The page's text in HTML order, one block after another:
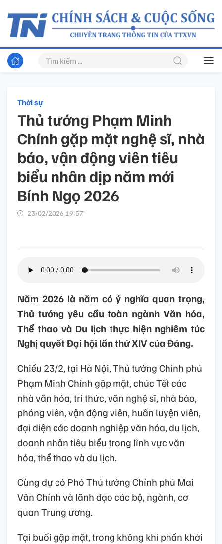
Thời sự
Thủ tướng Phạm Minh
Chính gặp mặt nghệ sĩ, nhà
báo, vận động viên tiêu
biểu nhân dịp năm mới
Bính Ngọ 2026
23/02/2026 19:57’
Năm 2026 là năm có ý nghĩa quan trọng,
Thủ tướng yêu cầu toàn ngành Văn hóa,
Thể thao và Du lịch thực hiện nghiêm túc
Nghị quyết Đại hội lần thứ XIV của Đảng.
Chiều 23/2, tại Hà Nội, Thủ tướng Chính phủ
Phạm Minh Chính gặp mặt, chúc Tết các
nhà văn hóa, trí thức, văn nghệ sĩ, nhà báo,
phóng viên, vận động viên, huấn luyện viên,
đại diện các doanh nghiệp văn hóa, du lịch,
doanh nhân tiêu biểu trong lĩnh vực văn
hóa, thể thao và du lịch.
Cùng dự có Phó Thủ tướng Chính phủ Mai
Văn Chính và lãnh đạo các bộ, ngành, cơ
quan Trung ương.
Tại buổi gặp mặt, trong không khí phấn khởi